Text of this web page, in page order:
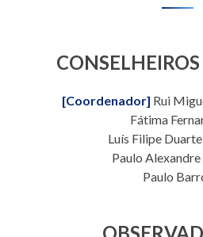
[Coordenador] Rui
Fátima
Luís Filipe
Paulo
Paulo